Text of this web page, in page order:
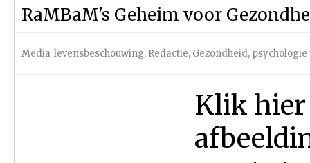
RaMBaM's Geheim voor
Media_levensbeschouwing, Redactie, Gezondheid,
Klik hier